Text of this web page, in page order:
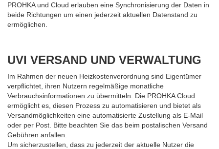
PROHKA und Cloud erlauben eine Synchronisierung der Daten in
beide Richtungen um einen jederzeit aktuellen Datenstand zu
ermöglichen.
UVI VERSAND UND VERWALTUNG
Im Rahmen der neuen Heizkostenverordnung sind Eigentümer
verpflichtet, ihren Nutzern regelmäßige monatliche
Verbrauchsinformationen zu übermitteln.
Die PROHKA Cloud
ermöglicht es, diesen Prozess zu automatisieren und bietet als
Versandmöglichkeiten eine automatisierte Zustellung als E-Mail
oder per Post. Bitte beachten Sie das beim postalischen Versand
Gebühren anfallen.
Um sicherzustellen, dass zu jederzeit der aktuelle Nutzer die